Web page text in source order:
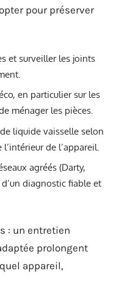
pour préserver
et surveiller les joints
en particulier sur les
ménager les pièces.
liquide vaisselle selon
de l’appareil.
agréés (Darty,
diagnostic fiable et
: un entretien
prolongent
appareil,